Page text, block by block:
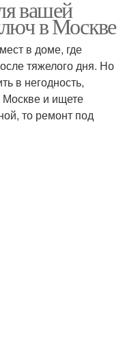
Материалы для
ремонта
Специалист для
ремонта
вашей
в Москве
в доме, где
тяжелого дня. Но
в негодность,
и ищете
то ремонт под